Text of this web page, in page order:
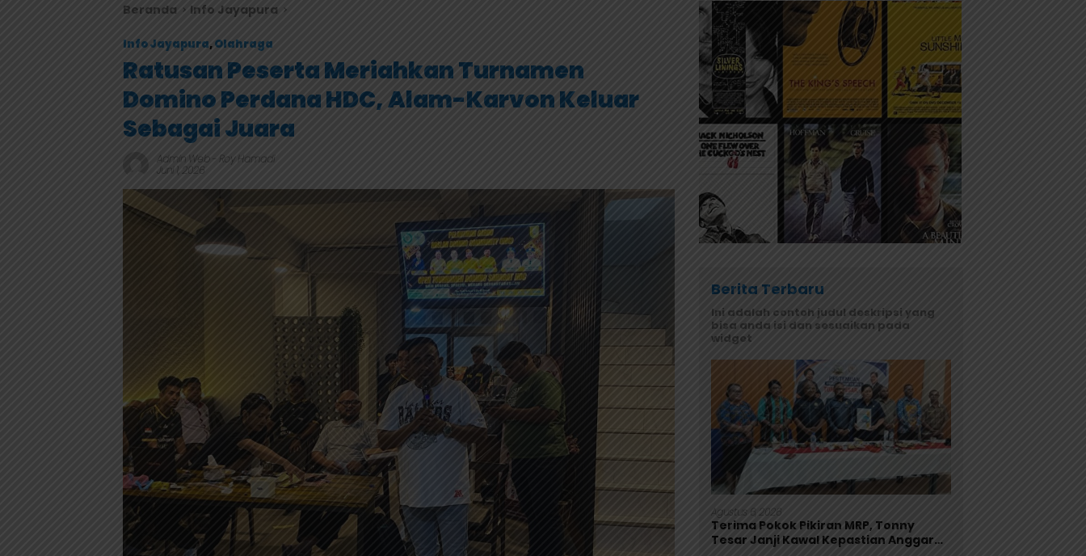
Beranda Info Jayapura
Info Jayapura,Olahraga
Ratusan Peserta Meriahkan Turnamen
Domino Perdana HDC, Alam-Karvon Keluar
Sebagai Juara
Admin Web- Roy Hamadi
Juni 1, 2026
Berita Terbaru
Ini adalah contoh judul deskripsi yang
bisa anda isi dan sesuaikan pada
widget
Agustus 6, 2026
Terima Pokok Pikiran MRP, Tonny
Tesar Janji Kawal Kepastian Anggaran